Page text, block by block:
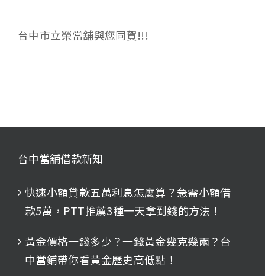
台中市立榮當舖與您同賀!!!
台中當舖借款新知
快速小額貸款五萬利息怎麼算？急需小額借
款5萬，PTT推薦3種一天拿到錢的方法！
黃金價格一錢多少？一錢黃金幾克幾兩？台
中當鋪帶你看黃金歷史高低點！